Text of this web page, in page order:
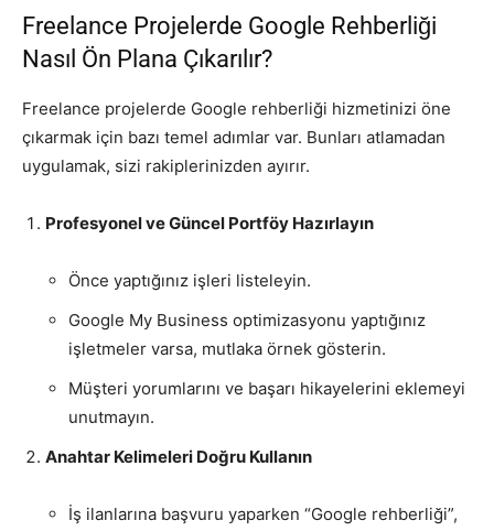
Freelance Projelerde Google Rehberliği
Nasıl Ön Plana Çıkarılır?
Freelance projelerde Google rehberliği hizmetinizi öne
çıkarmak için bazı temel adımlar var. Bunları atlamadan
uygulamak, sizi rakiplerinizden ayırır.
Profesyonel ve Güncel Portföy Hazırlayın
Önce yaptığınız işleri listeleyin.
Google My Business optimizasyonu yaptığınız
işletmeler varsa, mutlaka örnek gösterin.
Müşteri yorumlarını ve başarı hikayelerini eklemeyi
unutmayın.
Anahtar Kelimeleri Doğru Kullanın
İş ilanlarına başvuru yaparken “Google rehberliği”,